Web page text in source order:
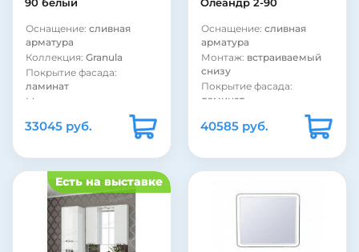
Оснащение: сливная
арматура
Коллекция: Granula
Покрытие фасада:
ламинат
Материал корпуса:
33045 руб.
Оснащение: сливная
арматура
Монтаж: встраиваемый
снизу
Покрытие фасада:
ламинат
сталь
40585 руб.
Есть на выставке